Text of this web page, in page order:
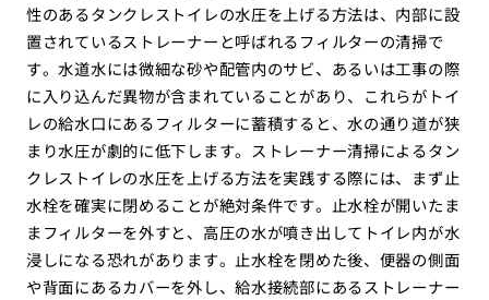
性のあるタンクレストイレの水圧を上げる方法は、内部に設
置されているストレーナーと呼ばれるフィルターの清掃で
す。水道水には微細な砂や配管内のサビ、あるいは工事の際
に入り込んだ異物が含まれていることがあり、これらがトイ
レの給水口にあるフィルターに蓄積すると、水の通り道が狭
まり水圧が劇的に低下します。ストレーナー清掃によるタン
クレストイレの水圧を上げる方法を実践する際には、まず止
水栓を確実に閉めることが絶対条件です。止水栓が開いたま
まフィルターを外すと、高圧の水が噴き出してトイレ内が水
浸しになる恐れがあります。止水栓を閉めた後、便器の側面
や背面にあるカバーを外し、給水接続部にあるストレーナー